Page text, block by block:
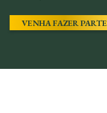
VENHA FAZER PARTE